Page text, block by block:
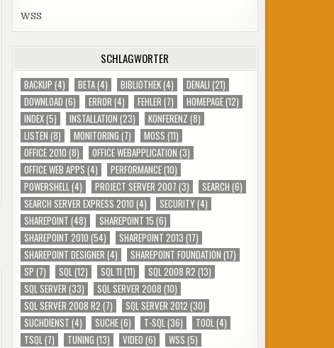
WSS
SCHLAGWÖRTER
BACKUP (4) BETA(4) BIBLIOTHEK(4) DENALI (21)
DOWNLOAD (6) ERROR (4) FEHLER (7) HOMEPAGE(12)
INDEX(5) INSTALLATION (23) KONFERENZ (8)
LISTEN (8) MONITORING (7) MOSS (11)
OFFICE 2010 (8) OFFICE WEBAPPLICATION (3)
OFFICE WEB APPS (4) PERFORMANCE(10)
POWERSHELL(4) PROJECT SERVER 2007 (3) SEARCH (6)
SEARCH SERVER EXPRESS 2010 (4) SECURITY(4)
SHAREPOINT (48) SHAREPOINT 15 (6)
SHAREPOINT 2010 (54) SHAREPOINT 2013 (17)
SHAREPOINT DESIGNER (4) SHAREPOINT FOUNDATION (17)
SP (7) SQL(12) SQL 11 (11) SQL 2008 R2 (13)
SQL SERVER (33) SQL SERVER 2008 (10)
SQL SERVER 2008 R2 (7) SQL SERVER 2012 (30)
SUCHDIENST (4) SUCHE(6) T-SQL(36) TOOL(4)
TSQL(7) TUNING (13) VIDEO (6) WSS (5)